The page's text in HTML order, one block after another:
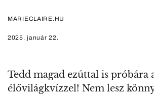
MARIECLAIRE.HU
2025. január 22.
Tedd magad ezúttal is próbára
élővilágkvízzel! Nem lesz